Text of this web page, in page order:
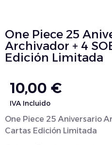
One Piece 25
Archivador + 4
Edición Limitada
10,00 €
IVA Incluido
One Piece 25 Aniversario
Cartas Edición Limitada